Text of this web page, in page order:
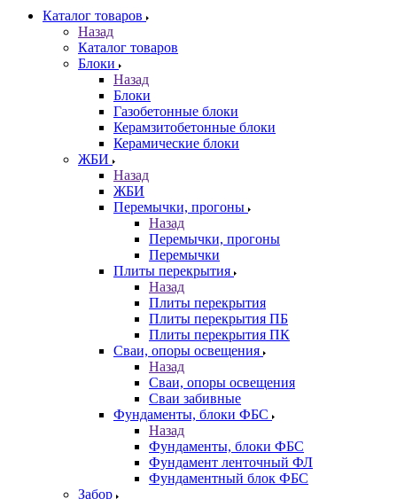
Каталог товаров
Назад
Каталог товаров
Блоки
Назад
Блоки
Газобетонные блоки
Керамзитобетонные блоки
Керамические блоки
ЖБИ
Назад
ЖБИ
Перемычки, прогоны
Назад
Перемычки, прогоны
Перемычки
Плиты перекрытия
Назад
Плиты перекрытия
Плиты перекрытия ПБ
Плиты перекрытия ПК
Сваи, опоры освещения
Назад
Сваи, опоры освещения
Сваи забивные
Фундаменты, блоки ФБС
Назад
Фундаменты, блоки ФБС
Фундамент ленточный ФЛ
Фундаментный блок ФБС
Забор